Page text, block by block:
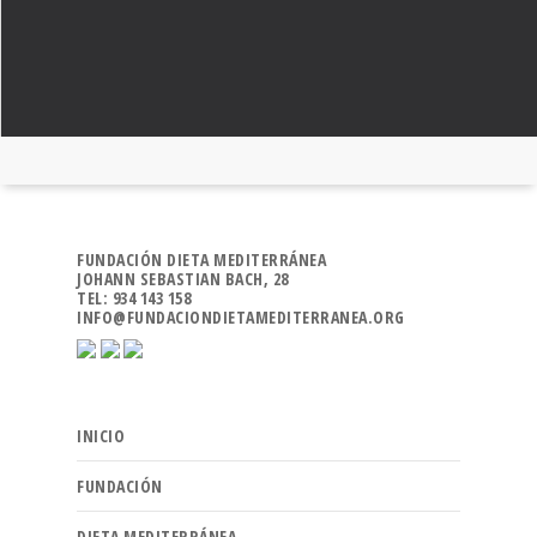
FUNDACIÓN DIETA MEDITERRÁNEA
JOHANN SEBASTIAN BACH, 28
TEL: 934 143 158
INFO@FUNDACIONDIETAMEDITERRANEA.ORG
INICIO
FUNDACIÓN